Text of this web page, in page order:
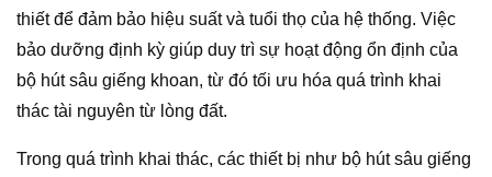
thiết để đảm bảo hiệu suất và tuổi thọ của hệ thống. Việc
bảo dưỡng định kỳ giúp duy trì sự hoạt động ổn định của
bộ hút sâu giếng khoan, từ đó tối ưu hóa quá trình khai
thác tài nguyên từ lòng đất.
Trong quá trình khai thác, các thiết bị như bộ hút sâu giếng